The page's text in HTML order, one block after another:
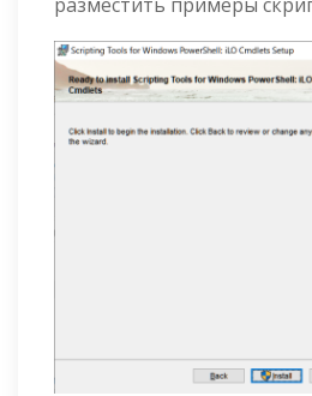
разместить примеры